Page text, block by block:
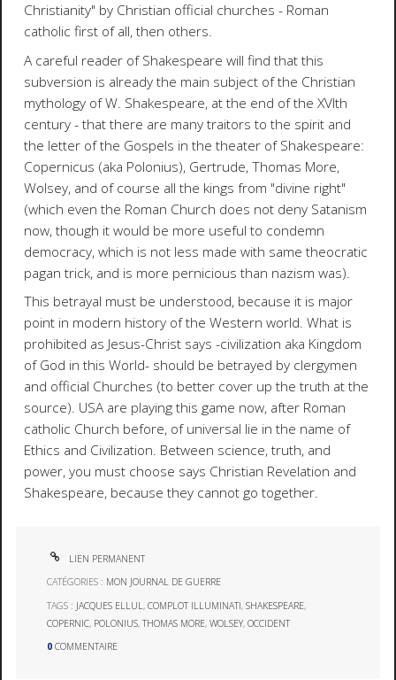
Christianity" by Christian official churches - Roman
catholic first of all, then others.
A careful reader of Shakespeare will find that this
subversion is already the main subject of the Christian
mythology of W. Shakespeare, at the end of the XVIth
century - that there are many traitors to the spirit and
the letter of the Gospels in the theater of Shakespeare:
Copernicus (aka Polonius), Gertrude, Thomas More,
Wolsey, and of course all the kings from "divine right"
(which even the Roman Church does not deny Satanism
now, though it would be more useful to condemn
democracy, which is not less made with same theocratic
pagan trick, and is more pernicious than nazism was).
This betrayal must be understood, because it is major
point in modern history of the Western world. What is
prohibited as Jesus-Christ says -civilization aka Kingdom
of God in this World- should be betrayed by clergymen
and official Churches (to better cover up the truth at the
source). USA are playing this game now, after Roman
catholic Church before, of universal lie in the name of
Ethics and Civilization. Between science, truth, and
power, you must choose says Christian Revelation and
Shakespeare, because they cannot go together.
LIEN PERMANENT
CATÉGORIES : MON JOURNAL DE GUERRE
TAGS : JACQUES ELLUL ,COMPLOT ILLUMINATI,SHAKESPEARE,
COPERNIC, POLONIUS,THOMAS MORE,WOLSEY,OCCIDENT
0 COMMENTAIRE